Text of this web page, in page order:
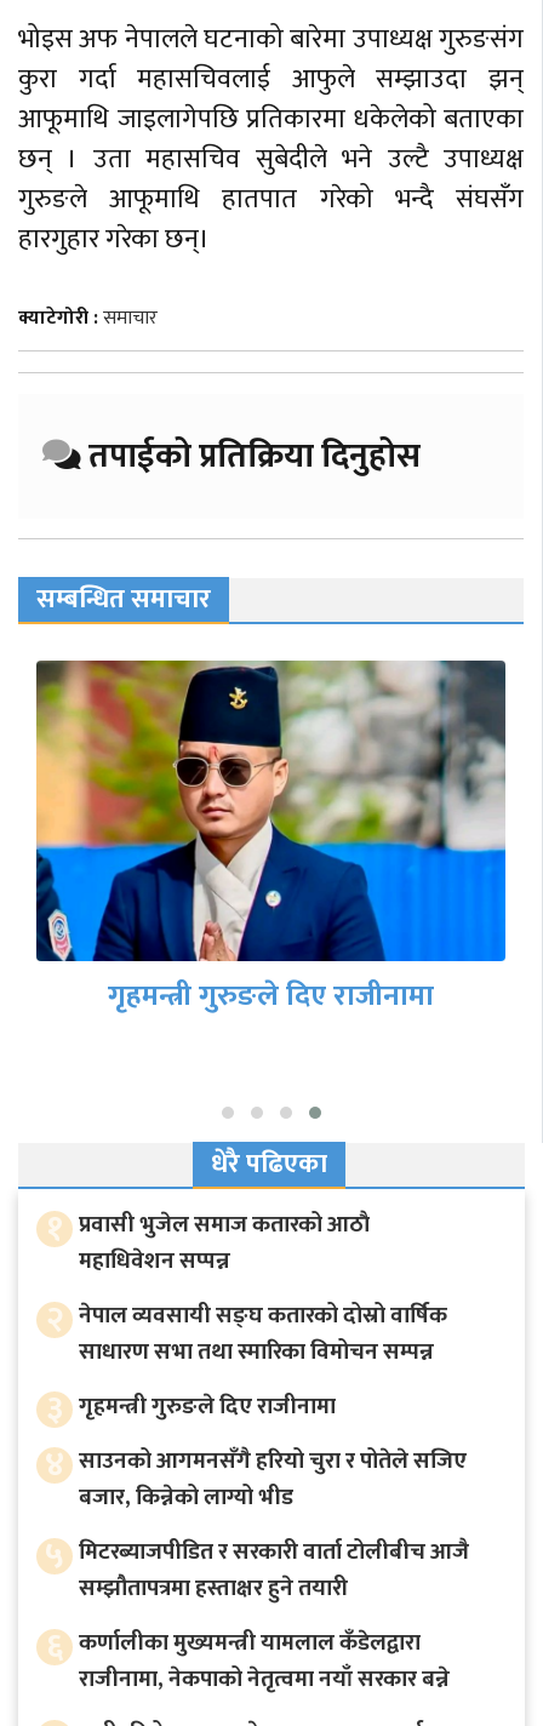
भोइस अफ नेपालले घटनाको बारेमा उपाध्यक्ष गुरुङसंग
कुरा गर्दा महासचिवलाई आफुले सम्झाउदा झन्
आफूमाथि जाइलागेपछि प्रतिकारमा धकेलेको बताएका
छन् । उता महासचिव सुबेदीले भने उल्टै उपाध्यक्ष
गुरुङले आफूमाथि हातपात गरेको भन्दै संघसँग
हारगुहार गरेका छन्।
क्याटेगोरी :समाचार
तपाईको प्रतिक्रिया दिनुहोस
सम्बन्धित समाचार
गृहमन्त्री गुरुङले दिए राजीनामा
धेरै पढिएका
१ प्रवासी भुजेल समाज कतारको आठाै
महाधिवेशन सप्पन्न
२ नेपाल व्यवसायी सङ्घ कतारको दोस्रो वार्षिक
साधारण सभा तथा स्मारिका विमोचन सम्पन्न
३ गृहमन्त्री गुरुङले दिए राजीनामा
४ साउनको आगमनसँगै हरियो चुरा र पोतेले सजिए
बजार, किन्नेको लाग्यो भीड
५ मिटरब्याजपीडित र सरकारी वार्ता टोलीबीच आजै
सम्झौतापत्रमा हस्ताक्षर हुने तयारी
६ कर्णालीका मुख्यमन्त्री यामलाल कँडेलद्वारा
राजीनामा, नेकपाको नेतृत्वमा नयाँ सरकार बन्ने